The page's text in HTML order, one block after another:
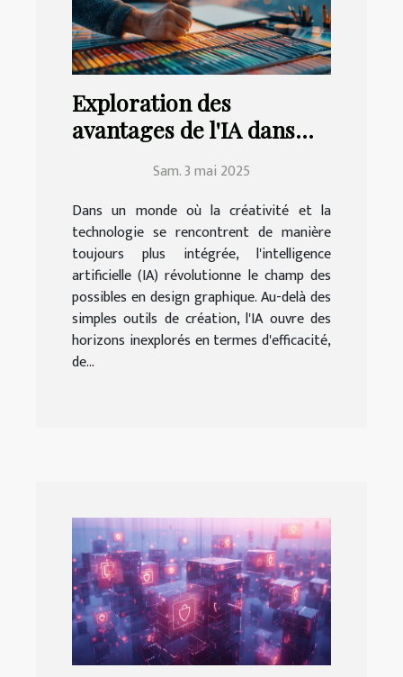
Exploration des
avantages de l'IA dans
compétences en design
graphique
Sam. 3 mai 2025
Dans un monde où la créativité et la
technologie se rencontrent de manière
toujours plus intégrée, l'intelligence
artificielle (IA) révolutionne le champ des
possibles en design graphique. Au-delà des
simples outils de création, l'IA ouvre des
horizons inexplorés en termes d'efficacité,
de...